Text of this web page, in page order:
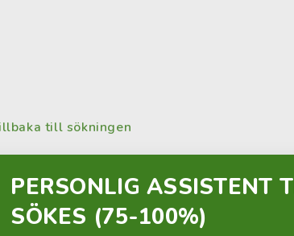
till sökningen
PERSONLIG ASSISTENT
SÖKES (75-100%)